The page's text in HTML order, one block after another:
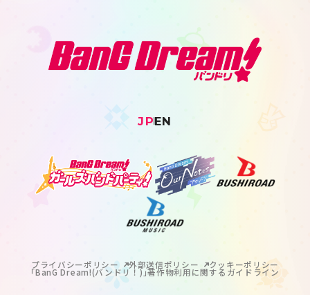
JPEN
プライバシーポリシー 外部送信ポリシー クッキーポリシー
｢BanG Dream!(バンドリ！)｣著作物利用に関するガイドライン